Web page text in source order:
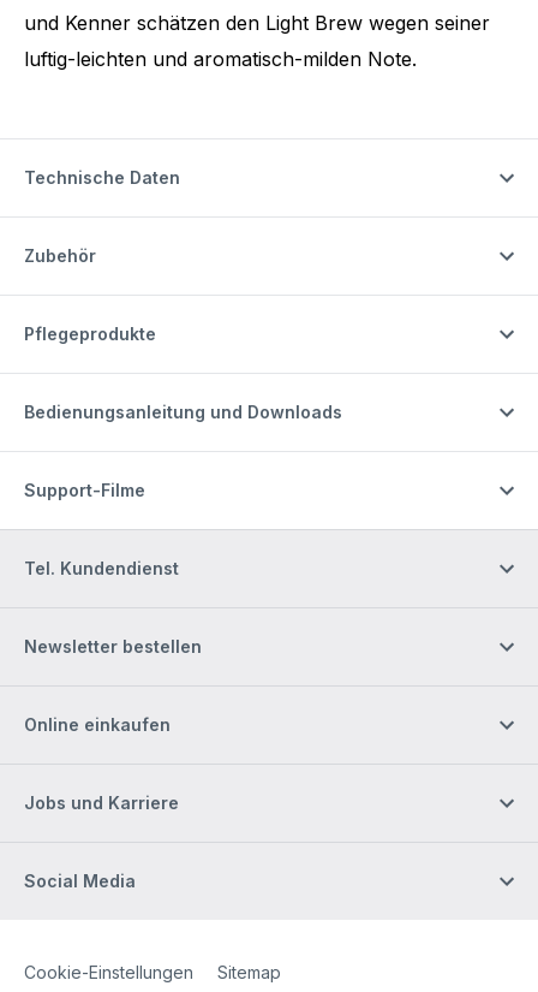
und Kenner schätzen den Light Brew wegen seiner
luftig-leichten und aromatisch-milden Note.
Technische Daten
Zubehör
Pflegeprodukte
Bedienungsanleitung und Downloads
Support-Filme
Tel. Kundendienst
Newsletter bestellen
Online einkaufen
Jobs und Karriere
Social Media
Site Web
[Website information]
Cookie-Einstellungen Sitemap